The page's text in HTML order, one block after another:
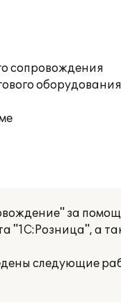
сопровождения
за
"1С:Розница", а
следующие